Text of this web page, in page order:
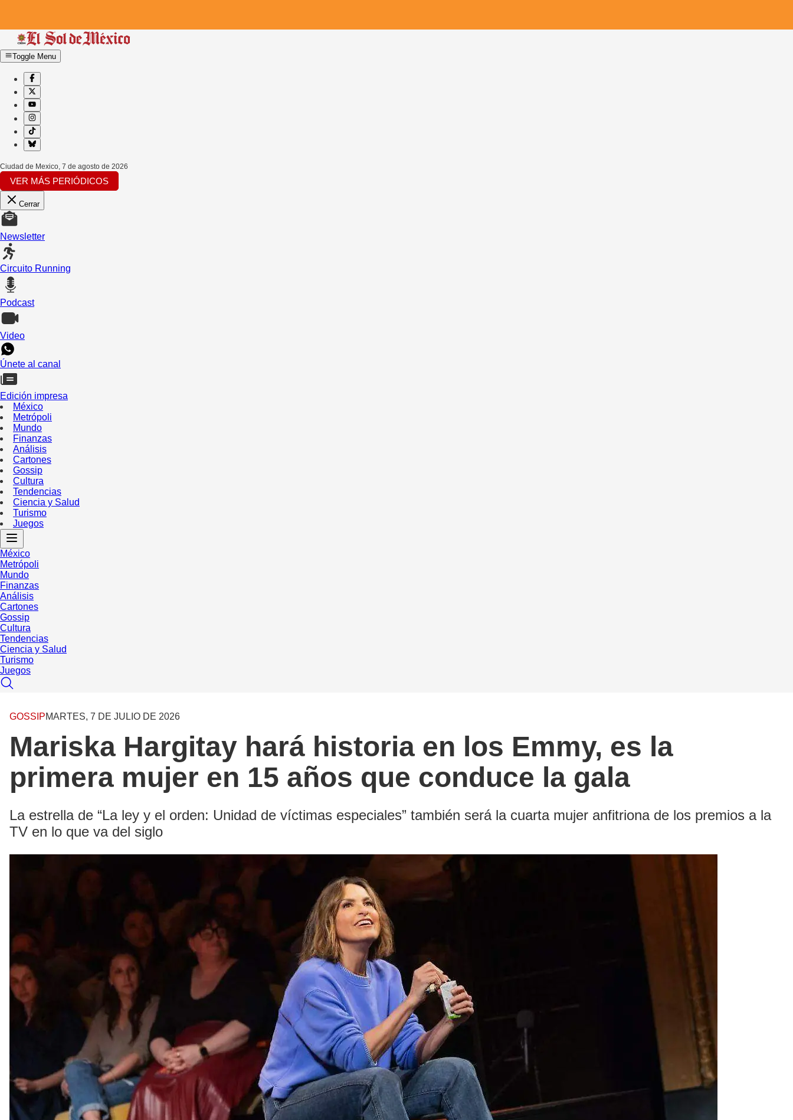
Toggle Menu
Ciudad de Mexico, 7 de agosto de 2026
VER MÁS PERIÓDICOS
Cerrar
Newsletter
Circuito Running
Podcast
Video
Únete al canal
Edición impresa
México
Metrópoli
Mundo
Finanzas
Análisis
Cartones
Gossip
Cultura
Tendencias
Ciencia y Salud
Turismo
Juegos
México
Metrópoli
Mundo
Finanzas
Análisis
Cartones
Gossip
Cultura
Tendencias
Ciencia y Salud
Turismo
Juegos
GOSSIPMARTES, 7 DE JULIO DE 2026
Mariska Hargitay hará historia en los Emmy, es la
primera mujer en 15 años que conduce la gala
La estrella de “La ley y el orden: Unidad de víctimas especiales” también será la cuarta mujer anfitriona de los premios a la
TV en lo que va del siglo